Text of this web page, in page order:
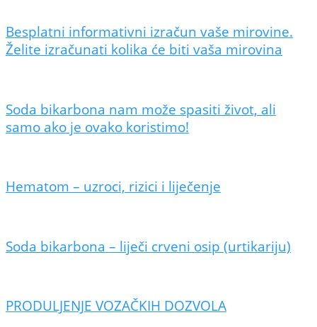
Besplatni informativni izračun vaše mirovine.
Želite izračunati kolika će biti vaša mirovina
Soda bikarbona nam može spasiti život, ali
samo ako je ovako koristimo!
Hematom – uzroci, rizici i liječenje
Soda bikarbona – liječi crveni osip (urtikariju)
PRODULJENJE VOZAČKIH DOZVOLA